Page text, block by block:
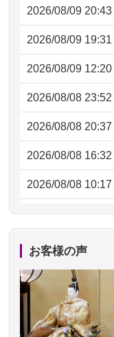
2026/08/09 20:43
2026/08/09 19:31
2026/08/09 12:20
2026/08/08 23:52
2026/08/08 20:37
2026/08/08 16:32
2026/08/08 10:17
2026/08/07 20:31
2026/08/07 09:26
2026/08/06 21:28
2026/08/06 17:56
2026/08/06 10:06
お客様の声